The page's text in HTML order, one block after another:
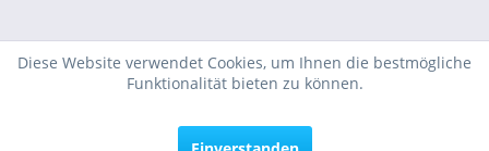
Diese Website verwendet Cookies, um Ihnen die bestmögliche
Funktionalität bieten zu können.